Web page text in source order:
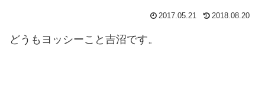
2017.05.21 2018.08.20
どうもヨッシーこと吉沼です。